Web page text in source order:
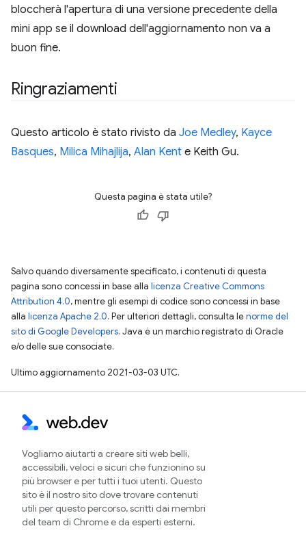
bloccherà l'apertura di una versione precedente della
mini app se il download dell'aggiornamento non va a
buon fine.
Ringraziamenti
Questo articolo è stato rivisto da Joe Medley, Kayce
Basques, Milica Mihajlija, Alan Kent e Keith Gu.
Questa pagina è stata utile?
Salvo quando diversamente specificato, i contenuti di questa
pagina sono concessi in base alla licenza Creative Commons
Attribution 4.0, mentre gli esempi di codice sono concessi in base
alla licenza Apache 2.0. Per ulteriori dettagli, consulta lenorme del
sito di Google Developers. Java è un marchio registrato di Oracle
e/o delle sue consociate.
Ultimo aggiornamento 2021-03-03 UTC.
Vogliamo aiutarti a creare siti web belli,
accessibili, veloci e sicuri che funzionino su
più browser e per tutti i tuoi utenti. Questo
sito è il nostro sito dove trovare contenuti
utili per questo percorso, scritti dai membri
del team di Chrome e da esperti esterni.